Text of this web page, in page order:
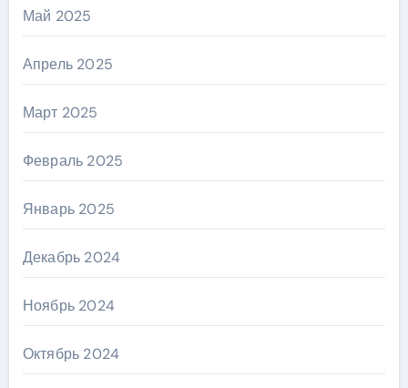
Май 2025
Апрель 2025
Март 2025
Февраль 2025
Январь 2025
Декабрь 2024
Ноябрь 2024
Октябрь 2024